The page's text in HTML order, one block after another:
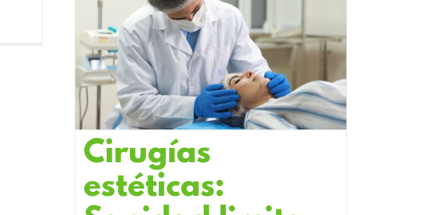
Cirugías
estéticas: